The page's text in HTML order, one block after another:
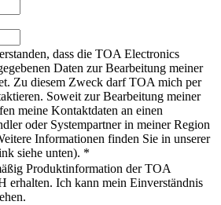
dass die TOA Electronics
Daten zur Bearbeitung meiner
Zu diesem Zweck darf TOA mich per
Soweit zur Bearbeitung meiner
meine Kontaktdaten an einen
oder Systempartner in meiner Region
Informationen finden Sie in unserer
siehe unten). *
Produktinformation der TOA
erhalten. Ich kann mein Einverständnis